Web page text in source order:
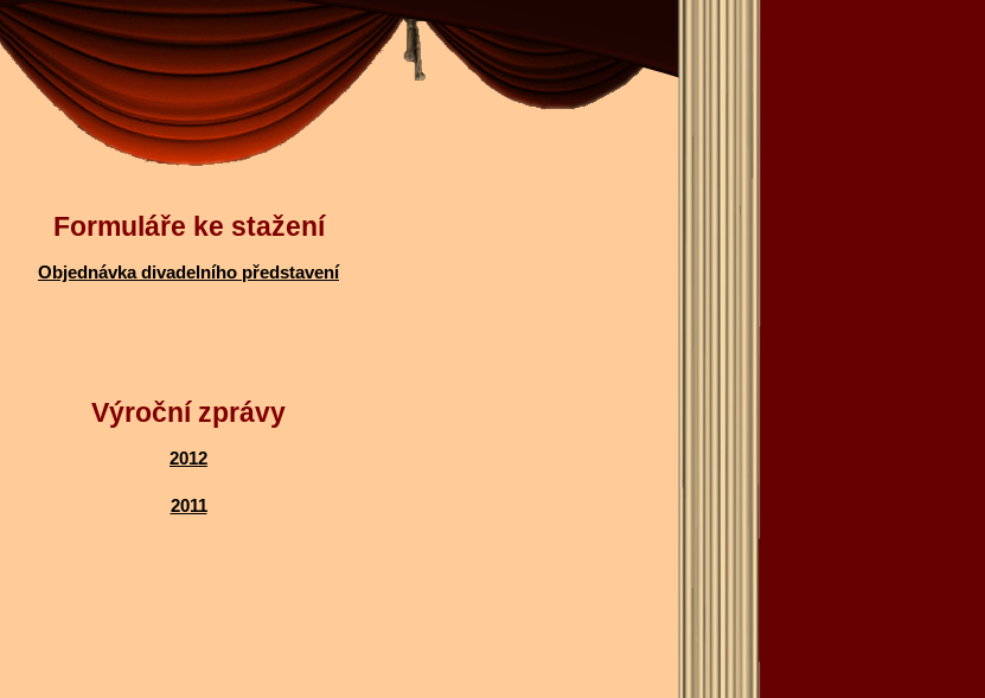
Formuláře ke stažení
Objednávka divadelního představení
Výroční zprávy
2012
2011